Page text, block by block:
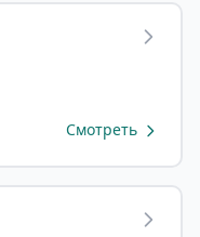
Смотреть